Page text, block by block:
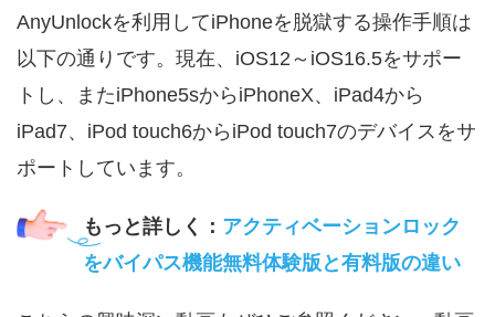
AnyUnlockを利用してiPhoneを脱獄する操作手順は
以下の通りです。現在、iOS12～iOS16.5をサポー
トし、またiPhone5sからiPhoneX、iPad4から
iPad7、iPod touch6からiPod touch7のデバイスをサ
ポートしています。
もっと詳しく： アクティベーションロック
をバイパス機能無料体験版と有料版の違い